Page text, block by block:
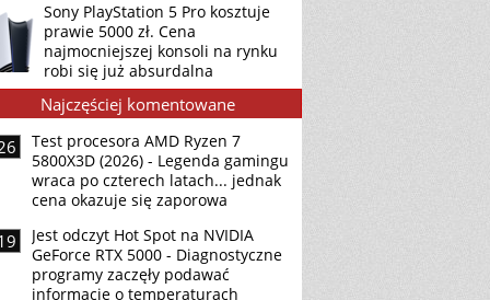
Sony PlayStation 5 Pro kosztuje
prawie 5000 zł. Cena
najmocniejszej konsoli na rynku
robi się już absurdalna
Najczęściej komentowane
Test procesora AMD Ryzen 7
5800X3D (2026) - Legenda gamingu
wraca po czterech latach... jednak
cena okazuje się zaporowa
Jest odczyt Hot Spot na NVIDIA
GeForce RTX 5000 - Diagnostyczne
programy zaczęły podawać
informacje o temperaturach